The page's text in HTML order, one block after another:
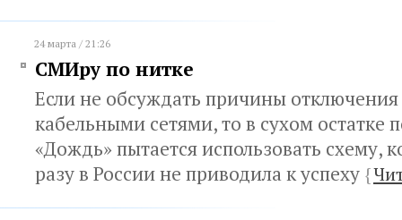
24 марта / 21:26
СМИру по нитке
Если не обсуждать причины
кабельными сетями, то в сухом остатке
«Дождь» пытается использовать схему,
разу в России не приводила к успеху {